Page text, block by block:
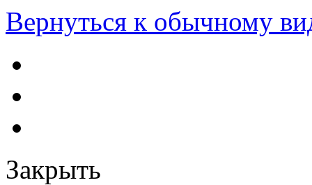
Вернуться к обычному
Закрыть